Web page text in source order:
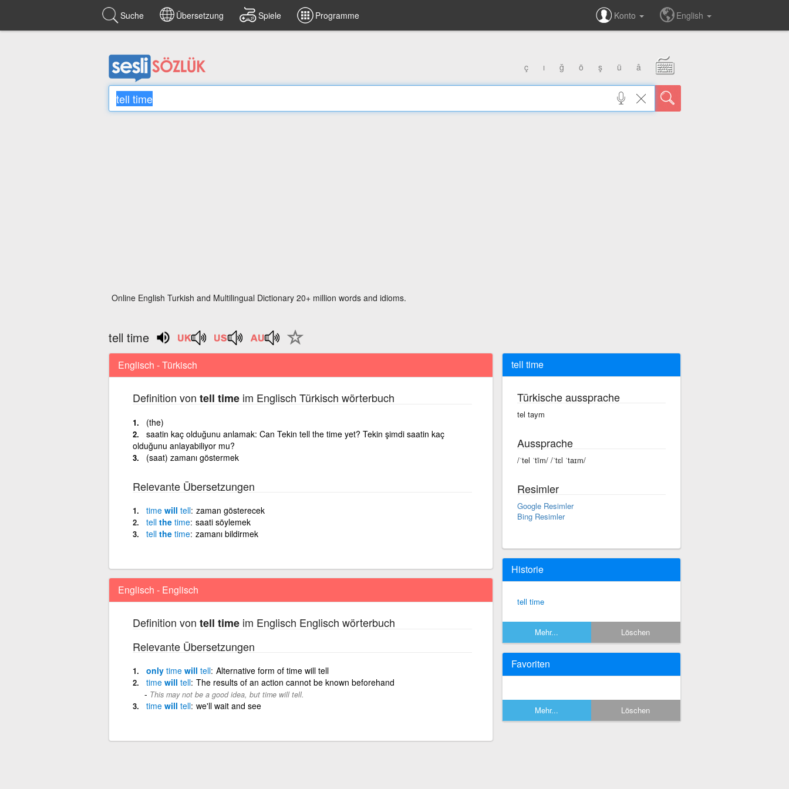
Suche Übersetzung Spiele Programme Konto English
ç ı ğ ö ş ü â
Online English Turkish and Multilingual Dictionary 20+ million words and idioms.
tell time
Englisch - Türkisch
Definition von tell timeim Englisch Türkisch wörterbuch
(the)
saatin kaç olduğunu anlamak: Can Tekin tell the time yet? Tekin şimdi saatin kaç
olduğunu anlayabiliyor mu?
(saat) zamanı göstermek
Relevante Übersetzungen
timewill tell zaman gösterecek
tellthe time saati söylemek
tellthe time zamanı bildirmek
Englisch - Englisch
Definition von tell timeim Englisch Englisch wörterbuch
Relevante Übersetzungen
only timewill tell Alternative form of time will tell
timewill tell The results of an action cannot be known beforehand
This may not be a good idea, but time will tell.
timewill tell we'll wait and see
tell time
Türkische aussprache
tel taym
Aussprache
/ˈtel ˈtīm/ /ˈtɛl ˈtaɪm/
Resimler
Google Resimler
Bing Resimler
Historie
tell time
Mehr... Löschen
Favoriten
Mehr... Löschen